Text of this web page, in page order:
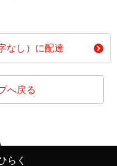
なし）に配達
へ戻る
らく